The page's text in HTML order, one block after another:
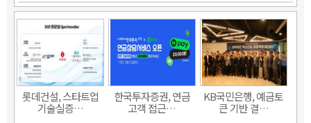
롯데건설, 스타트업
기술실증…
한국투자증권, 연금
고객 접근…
KB국민은행, 예금토
큰 기반 결…